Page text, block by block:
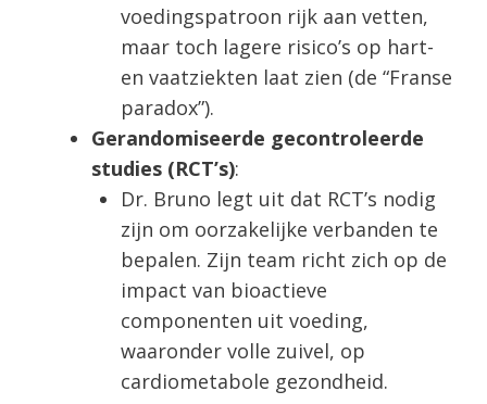
voedingspatroon rijk aan vetten,
maar toch lagere risico’s op hart-
en vaatziekten laat zien (de “Franse
paradox”).
Gerandomiseerde gecontroleerde
studies (RCT’s):
Dr. Bruno legt uit dat RCT’s nodig
zijn om oorzakelijke verbanden te
bepalen. Zijn team richt zich op de
impact van bioactieve
componenten uit voeding,
waaronder volle zuivel, op
cardiometabole gezondheid.